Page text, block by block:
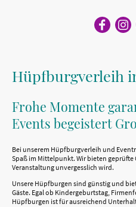
Hüpfburgverleih
Frohe Momente
Events begeistert
Bei unserem Hüpfburgverleih und
Spaß im Mittelpunkt. Wir bieten
Veranstaltung unvergesslich wird.
Unsere Hüpfburgen sind günstig und
Gäste. Egal ob Kindergeburtstag,
Hüpfburgen ist für ausreichend